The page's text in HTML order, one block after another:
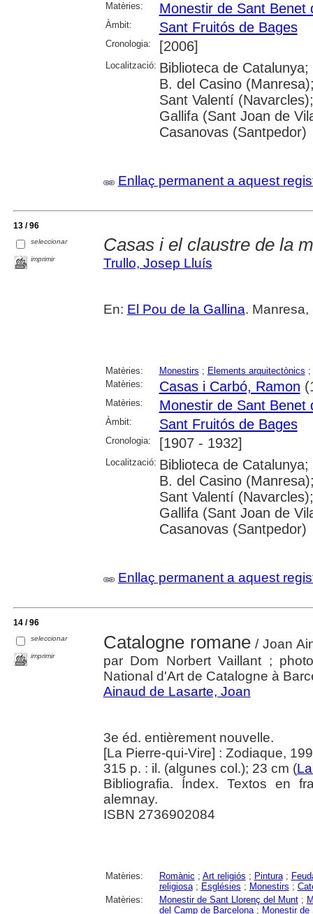
Matèries:
Monestir de Sant Benet
Àmbit: Sant Fruitós de Bages
Cronologia: [2006]
Localització: Biblioteca de
B. del Casino
Sant Valentí
Gallifa (Sant Joan de
Casanovas (Santpedor)
Enllaç permanent a aquest
13 / 96
seleccionar
imprimir
Casas i el claustre de la
Trullo, Josep Lluís
En: El Pou de la Gallina. Manresa,
Matèries: Monestirs ; Elements arquitectònics ;
Matèries:
Casas i Carbó, Ramon
Matèries: Monestir de Sant Benet
Àmbit: Sant Fruitós de Bages
Cronologia: [1907 - 1932]
Localització: Biblioteca de
B. del Casino
Sant Valentí
Gallifa (Sant Joan de
Casanovas (Santpedor)
Enllaç permanent a aquest
14 / 96
seleccionar
imprimir
Catalogne romane/ Joan
par Dom Norbert Vaillant ;
National d'Art de Catalogne à
Ainaud de Lasarte, Joan
3e éd. entièrement nouvelle.
[La Pierre-qui-Vire] : Zodiaque,
315 p. : il. (algunes col.); 23 cm (
Bibliografia. Índex. Textos en
alemnay.
ISBN 2736902084
Matèries: Romànic ; Art religiós ; Pintura;
religiosa; Esglésies ; Monestirs ;
Matèries:
Monestir de Sant Llorenç del Munt;
del Camp de Barcelona; Monestir de